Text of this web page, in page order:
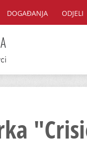
DOGAĐANJA ODJELI